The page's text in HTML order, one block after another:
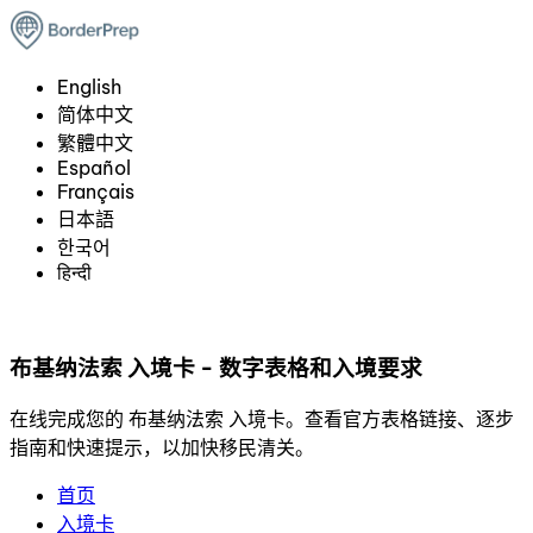
English
简体中文
繁體中文
Español
Français
日本語
한국어
हिन्दी
布基纳法索 入境卡 - 数字表格和入境要求
在线完成您的 布基纳法索 入境卡。查看官方表格链接、逐步
指南和快速提示，以加快移民清关。
首页
入境卡